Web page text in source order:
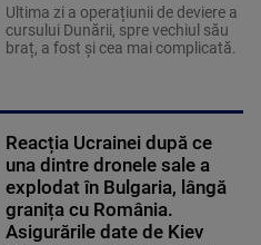
Ultima zi a operațiunii de deviere a
cursului Dunării, spre vechiul său
braț, a fost și cea mai complicată.
Reacția Ucrainei după ce
una dintre dronele sale a
explodat în Bulgaria, lângă
granița cu România.
Asigurările date de Kiev